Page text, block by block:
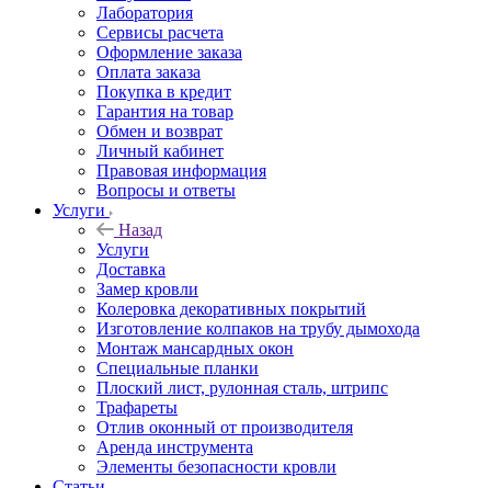
Лаборатория
Сервисы расчета
Оформление заказа
Оплата заказа
Покупка в кредит
Гарантия на товар
Обмен и возврат
Личный кабинет
Правовая информация
Вопросы и ответы
Услуги
Назад
Услуги
Доставка
Замер кровли
Колеровка декоративных покрытий
Изготовление колпаков на трубу дымохода
Монтаж мансардных окон
Специальные планки
Плоский лист, рулонная сталь, штрипс
Трафареты
Отлив оконный от производителя
Аренда инструмента
Элементы безопасности кровли